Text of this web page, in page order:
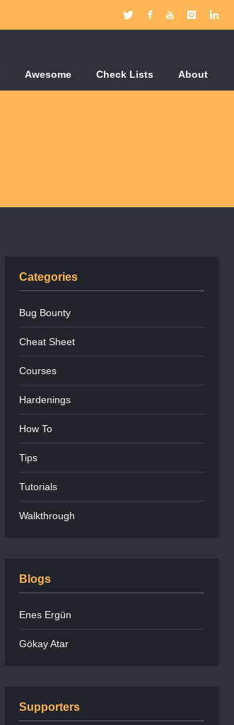
Awesome Check Lists About
Categories
Bug Bounty
Cheat Sheet
Courses
Hardenings
How To
Tips
Tutorials
Walkthrough
Blogs
Enes Ergün
Gökay Atar
Supporters